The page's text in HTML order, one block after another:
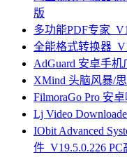
版
多功能PDF专家
全能格式转换器
AdGuard 安卓手
XMind 头脑风暴/
FilmoraGo Pro 安
Lj Video
IObit Advanced
件_V19.5.0.226 PC